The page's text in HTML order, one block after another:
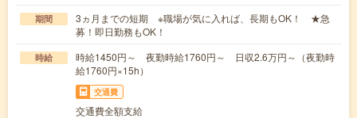
期間
3ヵ月までの短期 ※職場が気に入れば、長期もOK！ ★急
募！即日勤務もOK！
時給
時給1450円～ 夜勤時給1760円～ 日収2.6万円～（夜勤時
給1760円×15h）
交通費
交通費全額支給